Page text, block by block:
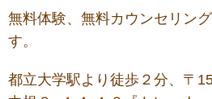
無料体験、無料カウンセリン
す。
都立大学駅より徒歩２分、〒